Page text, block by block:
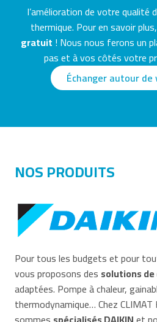
l’amélioration de votre
thermique. Pour en savoir plus,
gratuit ! Nous nous ferons un
pas et à vos côtés votre
Échanger autour
NOS PRODUITS
Pour tous les budgets et pour
vous proposons des solutions
adaptées. Pompe à chaleur,
thermodynamique… Chez CLIMAT